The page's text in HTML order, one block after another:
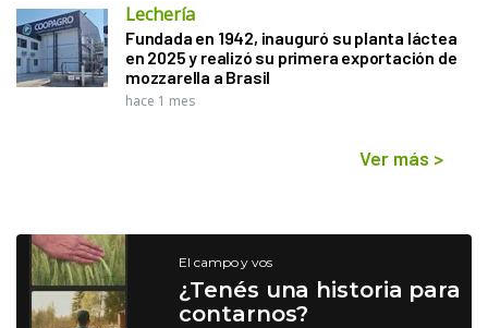
Lechería
Fundada en 1942, inauguró su planta láctea
en 2025 y realizó su primera exportación de
mozzarella a Brasil
hace 1 mes
Ver más >
El campo y vos
¿Tenés una historia para
contarnos?